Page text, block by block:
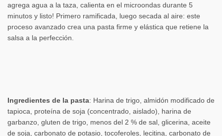
agrega agua a la taza, calienta en el microondas durante 5
minutos y listo! Primero ramificada, luego secada al aire: este
proceso avanzado crea una pasta firme y elástica que retiene la
salsa a la perfección.
Ingredientes de la pasta: Harina de trigo, almidón modificado de
tapioca, proteína de soja (concentrado, aislado), harina de
garbanzo, gluten de trigo, menos del 2 % de sal, glicerina, aceite
de soja, carbonato de potasio, tocoferoles, lecitina, carbonato de